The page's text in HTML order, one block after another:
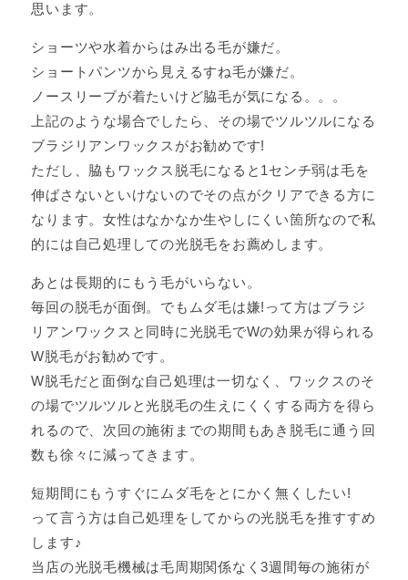
思います。
ショーツや水着からはみ出る毛が嫌だ。
ショートパンツから見えるすね毛が嫌だ。
ノースリーブが着たいけど脇毛が気になる。。。
上記のような場合でしたら、その場でツルツルになる
ブラジリアンワックスがお勧めです!
ただし、脇もワックス脱毛になると1センチ弱は毛を
伸ばさないといけないのでその点がクリアできる方に
なります。女性はなかなか生やしにくい箇所なので私
的には自己処理しての光脱毛をお薦めします。
あとは長期的にもう毛がいらない。
毎回の脱毛が面倒。でもムダ毛は嫌!って方はブラジ
リアンワックスと同時に光脱毛でWの効果が得られる
W脱毛がお勧めです。
W脱毛だと面倒な自己処理は一切なく、ワックスのそ
の場でツルツルと光脱毛の生えにくくする両方を得ら
れるので、次回の施術までの期間もあき脱毛に通う回
数も徐々に減ってきます。
短期間にもうすぐにムダ毛をとにかく無くしたい!
って言う方は自己処理をしてからの光脱毛を推すすめ
します♪
当店の光脱毛機械は毛周期関係なく3週間毎の施術が